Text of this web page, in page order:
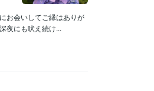
お会いしてご縁はありが
夜にも吠え続け...